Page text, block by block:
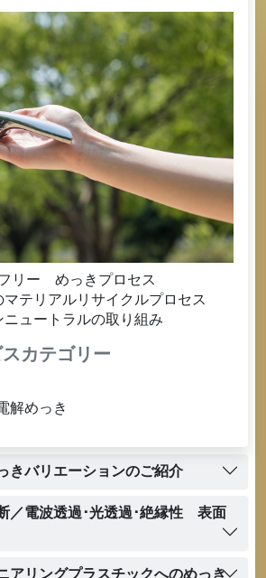
リー めっきプロセス
テリアルリサイクルプロセス
ュートラルの取り組み
カテゴリー
解めっき
きバリエーションのご紹介
／電波透過･光透過･絶縁性 表面
アリングプラスチックへのめっき